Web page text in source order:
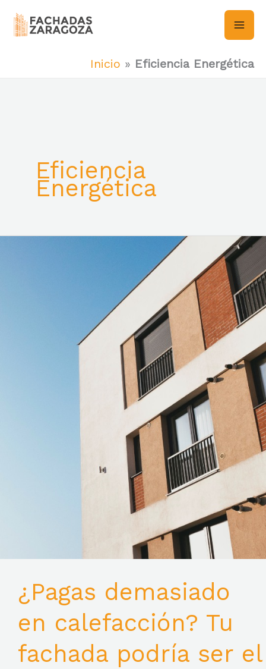
Inicio » Eficiencia Energética
Eficiencia
Energética
¿Pagas demasiado
en calefacción? Tu
fachada podría ser el